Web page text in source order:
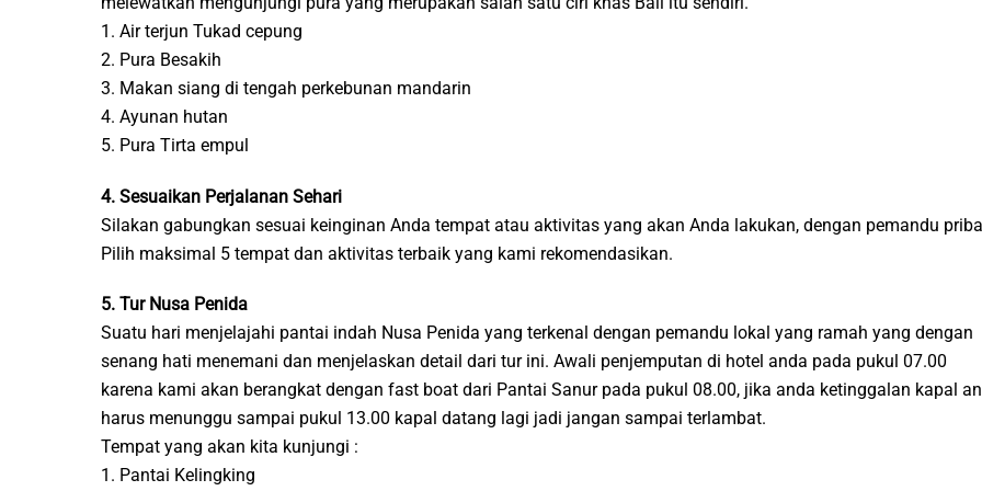
1. Air terjun Tukad cepung
2. Pura Besakih
3. Makan siang di tengah perkebunan mandarin
4. Ayunan hutan
5. Pura Tirta empul
4. Sesuaikan Perjalanan Sehari
Silakan gabungkan sesuai keinginan Anda tempat atau aktivitas yang akan Anda lakukan, dengan pemandu
Pilih maksimal 5 tempat dan aktivitas terbaik yang kami rekomendasikan.
5. Tur Nusa Penida
Suatu hari menjelajahi pantai indah Nusa Penida yang terkenal dengan pemandu lokal yang ramah yang dengan
senang hati menemani dan menjelaskan detail dari tur ini. Awali penjemputan di hotel anda pada pukul 07.00
karena kami akan berangkat dengan fast boat dari Pantai Sanur pada pukul 08.00, jika anda ketinggalan kapal
harus menunggu sampai pukul 13.00 kapal datang lagi jadi jangan sampai terlambat.
Tempat yang akan kita kunjungi :
1. Pantai Kelingking